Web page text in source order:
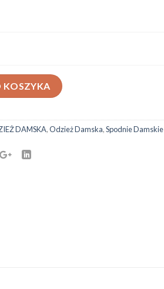
9018-80
KOSZYKA
DAMSKA,Odzież Damska,Spodnie Damskie